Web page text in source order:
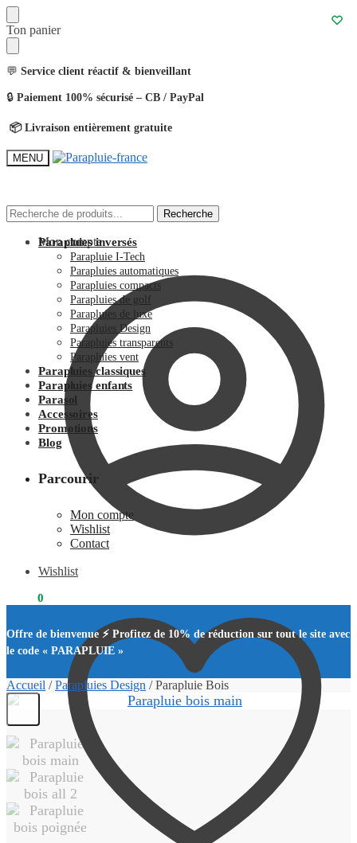
Ton panier
💬 Service client réactif & bienveillant
🔒 Paiement 100% sécurisé – CB / PayPal
📦 Livraison entièrement gratuite
MENU
Recherche
Mon compte
Wishlist
Recherche
Parapluies inversés
Parapluie I-Tech
Parapluies automatiques
Parapluies compacts
Parapluies de golf
Parapluies de luxe
Parapluies Design
Parapluies transparents
Parapluies vent
Parapluies classiques
Parapluies enfants
Parasol
Accessoires
Promotions
Blog
Parcourir
Mon compte
Wishlist
Contact
0
Offre de bienvenue ⚡ Profitez de 10% de réduction sur tout le site avec
le code « PARAPLUIE »
Accueil /Parapluies Design /Parapluie Bois